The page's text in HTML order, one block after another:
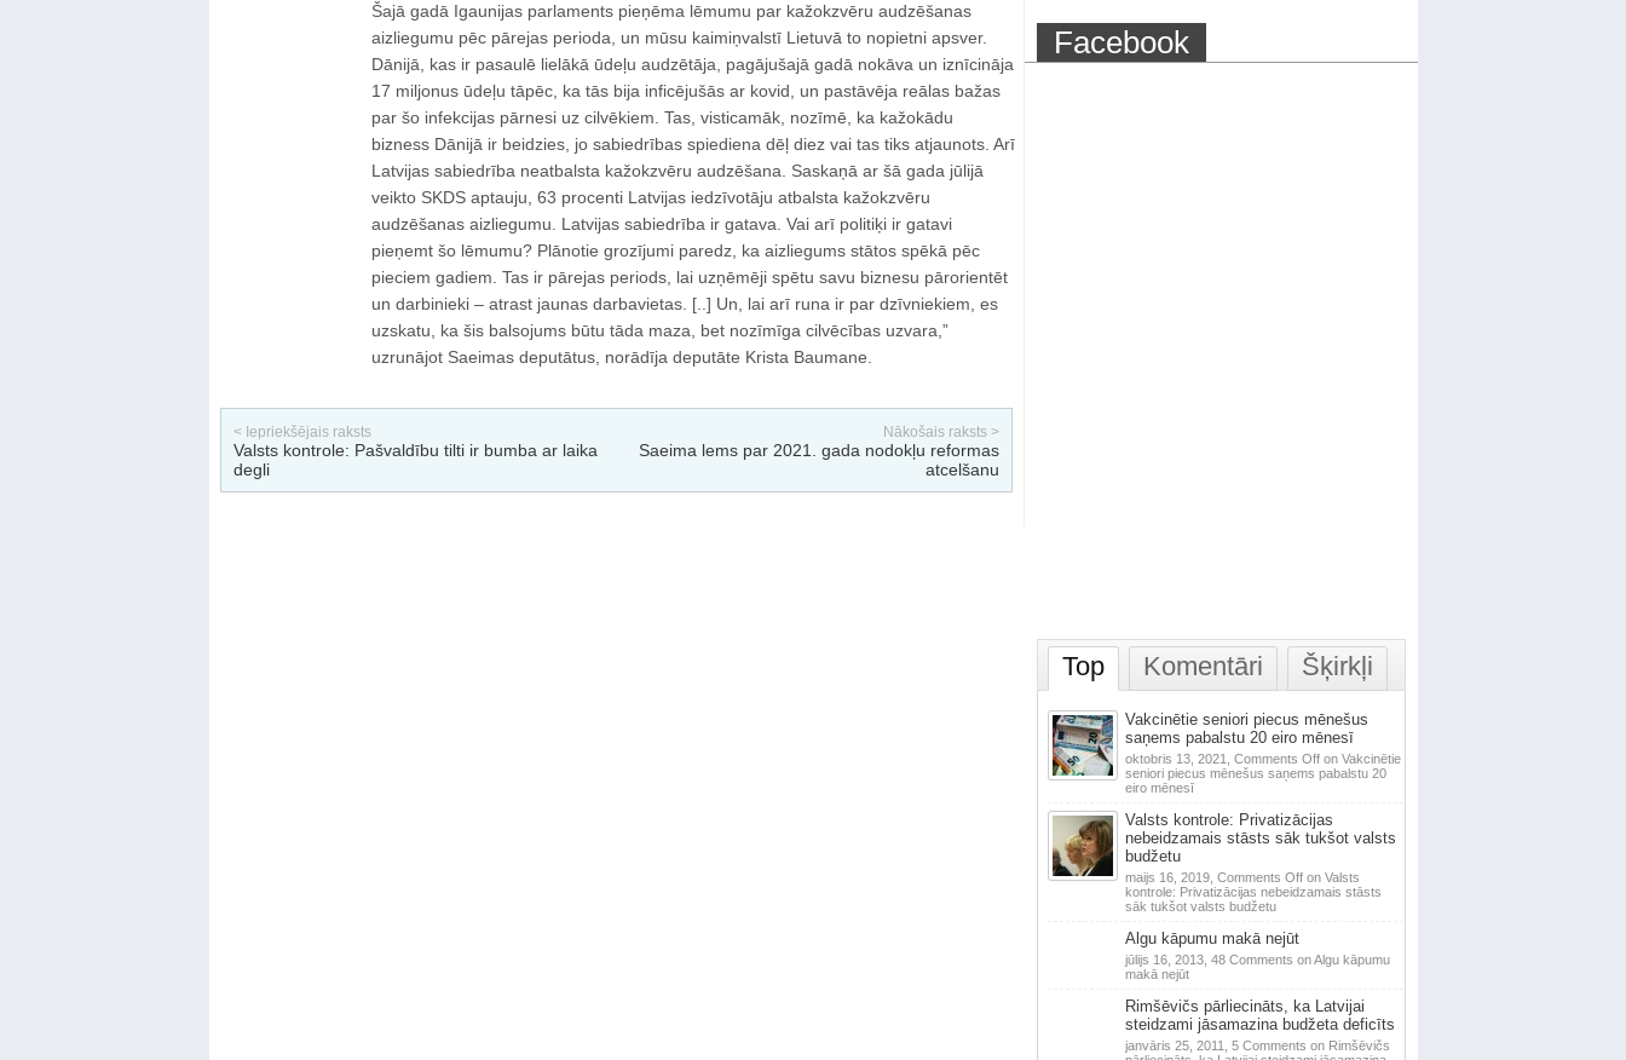
Šajā gadā Igaunijas parlaments pieņēma lēmumu par kažokzvēru audzēšanas
aizliegumu pēc pārejas perioda, un mūsu kaimiņvalstī Lietuvā to nopietni apsver.
Dānijā, kas ir pasaulē lielākā ūdeļu audzētāja, pagājušajā gadā nokāva un iznīcināja
17 miljonus ūdeļu tāpēc, ka tās bija inficējušās ar kovid, un pastāvēja reālas bažas
par šo infekcijas pārnesi uz cilvēkiem. Tas, visticamāk, nozīmē, ka kažokādu
bizness Dānijā ir beidzies, jo sabiedrības spiediena dēļ diez vai tas tiks atjaunots. Arī
Latvijas sabiedrība neatbalsta kažokzvēru audzēšana. Saskaņā ar šā gada jūlijā
veikto SKDS aptauju, 63 procenti Latvijas iedzīvotāju atbalsta kažokzvēru
audzēšanas aizliegumu. Latvijas sabiedrība ir gatava. Vai arī politiķi ir gatavi
pieņemt šo lēmumu? Plānotie grozījumi paredz, ka aizliegums stātos spēkā pēc
pieciem gadiem. Tas ir pārejas periods, lai uzņēmēji spētu savu biznesu pārorientēt
un darbinieki – atrast jaunas darbavietas. [..] Un, lai arī runa ir par dzīvniekiem, es
uzskatu, ka šis balsojums būtu tāda maza, bet nozīmīga cilvēcības uzvara,”
uzrunājot Saeimas deputātus, norādīja deputāte Krista Baumane.
< Iepriekšējais raksts
Valsts kontrole: Pašvaldību tilti ir bumba ar laika
degli
Nākošais raksts >
Saeima lems par 2021. gada nodokļu reformas
atcelšanu
Facebook
Top Komentāri Šķirkļi
Vakcinētie seniori piecus mēnešus
saņems pabalstu 20 eiro mēnesī
oktobris 13, 2021, Comments Offon Vakcinētie
seniori piecus mēnešus saņems pabalstu 20
eiro mēnesī
Valsts kontrole: Privatizācijas
nebeidzamais stāsts sāk tukšot valsts
budžetu
maijs 16, 2019, Comments Offon Valsts
kontrole: Privatizācijas nebeidzamais stāsts
sāk tukšot valsts budžetu
Algu kāpumu makā nejūt
jūlijs 16, 2013, 48 Comments on Algu kāpumu
makā nejūt
Rimšēvičs pārliecināts, ka Latvijai
steidzami jāsamazina budžeta deficīts
janvāris 25, 2011, 5 Comments on Rimšēvičs